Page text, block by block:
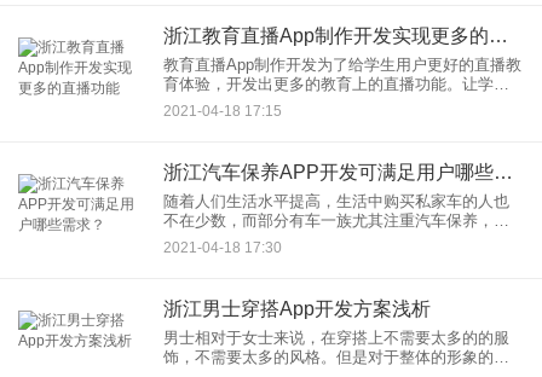
浙江教育直播App制作开发实现更多的直播功能
教育直播App制作开发为了给学生用户更好的直播教
育体验，开发出更多的教育上的直播功能。让学生
在享受直播教育的过程中，提高他们的直播观看的
体验，和提高学习的效率。让用户在看直播的过程
2021-04-18 17:15
浙江汽车保养APP开发可满足用户哪些需求？
随着人们生活水平提高，生活中购买私家车的人也
不在少数，而部分有车一族尤其注重汽车保养，但
要想寻找线下门店往往需花费一定时间和精力，为
了帮助用户解决相关问题，汽车保养APP开发应运
2021-04-18 17:30
浙江男士穿搭App开发方案浅析
男士相对于女士来说，在穿搭上不需要太多的的服
饰，不需要太多的风格。但是对于整体的形象的构